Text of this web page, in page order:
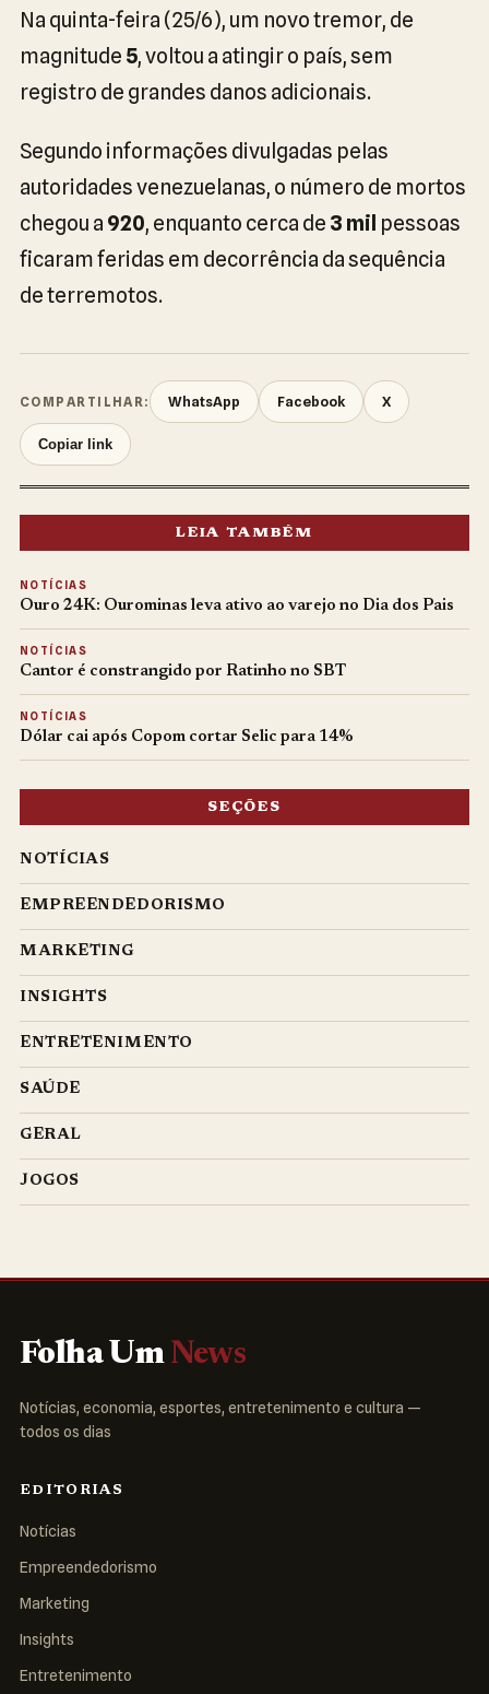
Na quinta-feira (25/6), um novo tremor, de
magnitude 5, voltou a atingir o país, sem
registro de grandes danos adicionais.
Segundo informações divulgadas pelas
autoridades venezuelanas, o número de mortos
chegou a 920, enquanto cerca de 3 mil pessoas
ficaram feridas em decorrência da sequência
de terremotos.
COMPARTILHAR: WhatsApp Facebook X
Copiar link
LEIA TAMBÉM
NOTÍCIAS
Ouro 24K: Ourominas leva ativo ao varejo no Dia dos Pais
NOTÍCIAS
Cantor é constrangido por Ratinho no SBT
NOTÍCIAS
Dólar cai após Copom cortar Selic para 14%
SEÇÕES
NOTÍCIAS
EMPREENDEDORISMO
MARKETING
INSIGHTS
ENTRETENIMENTO
SAÚDE
GERAL
JOGOS
Folha Um News
Notícias, economia, esportes, entretenimento e cultura —
todos os dias
EDITORIAS
Notícias
Empreendedorismo
Marketing
Insights
Entretenimento